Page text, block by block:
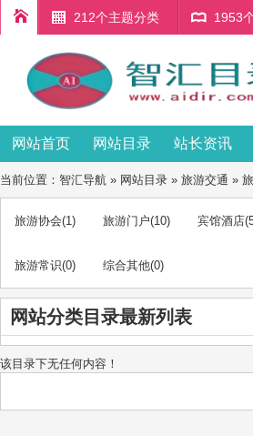
212个主题分类 1953
网站首页 网站目录 站长资讯
当前位置： 智汇导航 » 网站目录 » 旅游交通 »
旅游协会(1) 旅游门户(10) 宾馆酒店
旅游常识(0) 综合其他(0)
网站分类目录最新列表
该目录下无任何内容！